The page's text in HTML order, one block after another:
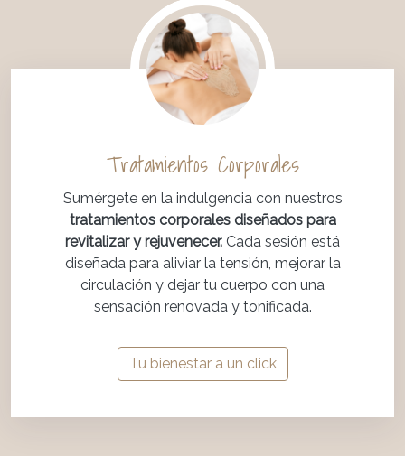
Tratamientos Corporales
Sumérgete en la indulgencia con nuestros
tratamientos corporales diseñados para
revitalizar y rejuvenecer. Cada sesión está
diseñada para aliviar la tensión, mejorar la
circulación y dejar tu cuerpo con una
sensación renovada y tonificada.
Tu bienestar a un click